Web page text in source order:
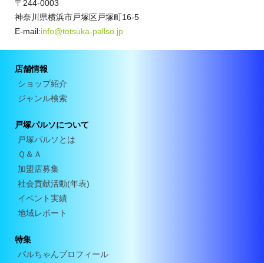
〒244-0003
神奈川県横浜市戸塚区戸塚町16-5
E-mail:info@totsuka-pallso.jp
店舗情報
ショップ紹介
ジャンル検索
戸塚パルソについて
戸塚パルソとは
Ｑ＆Ａ
加盟店募集
社会貢献活動(年表)
イベント実績
地域レポート
特集
パルちゃんプロフィール